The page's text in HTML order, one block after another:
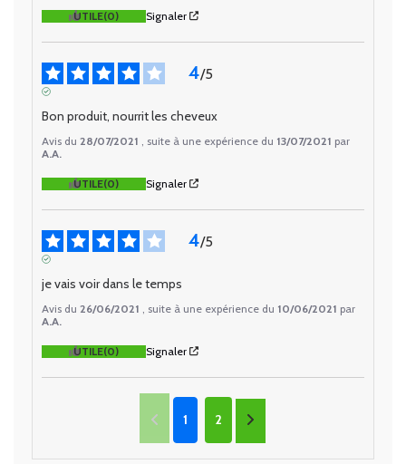
UTILE(0) Signaler
4/5
Bon produit, nourrit les cheveux
Avis du 28/07/2021 , suite à une expérience du 13/07/2021 par
A.A.
UTILE(0) Signaler
4/5
je vais voir dans le temps
Avis du 26/06/2021 , suite à une expérience du 10/06/2021 par
A.A.
UTILE(0) Signaler
1 2